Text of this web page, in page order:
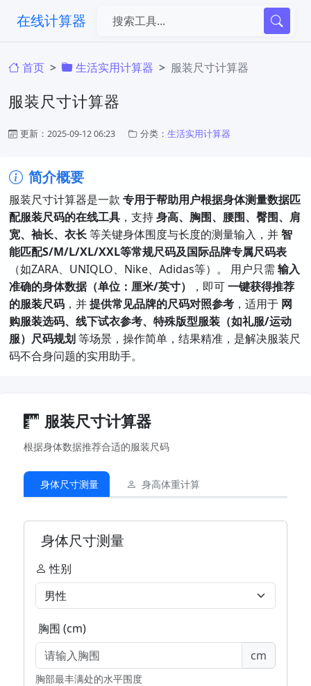
在线计算器
首页 生活实用计算器 服装尺寸计算器
服装尺寸计算器
更新：2025-09-12 06:23 分类： 生活实用计算器
简介概要
服装尺寸计算器是一款 ​ 专用于帮助用户根据身体测量数据匹
配服装尺码的在线工具 ，支持 ​身高、胸围、腰围、臀围、肩
宽、袖长、衣长​ 等关键身体围度与长度的测量输入，并 ​智
能匹配S/M/L/XL/XXL等常规尺码及国际品牌专属尺码表
（如ZARA、UNIQLO、Nike、Adidas等）。 用户只需 ​ 输入
准确的身体数据（单位：厘米/英寸）​
，即可 ​一键获得推荐
的服装尺码 ，并 ​提供常见品牌的尺码对照参考 ，适用于 ​ 网
购服装选码、线下试衣参考、特殊版型服装（如礼服/运动
服）尺码规划​ 等场景，操作简单，结果精准，是解决服装尺
码不合身问题的实用助手。
服装尺寸计算器
根据身体数据推荐合适的服装尺码
身体尺寸测量 身高体重计算
身体尺寸测量
性别
胸围 (cm)
cm
胸部最丰满处的水平围度